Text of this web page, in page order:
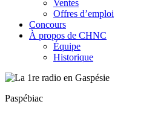
Ventes
Offres d’emploi
Concours
À propos de CHNC
Équipe
Historique
Paspébiac